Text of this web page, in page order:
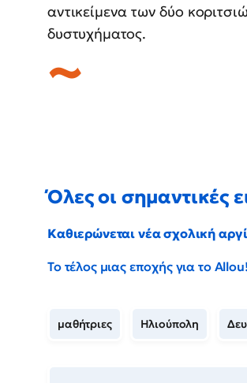
αντικείμενα των δύο
δυστυχήματος.
Όλες οι σημαντικές
Καθιερώνεται νέα σχολική
Το τέλος μιας εποχής για το
μαθήτριες Ηλιούπολη